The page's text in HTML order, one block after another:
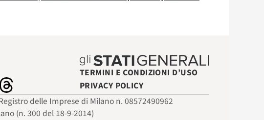
TERMINI E CONDIZIONI D’USO
PRIVACY POLICY
delle Imprese di Milano n. 08572490962
(n. 300 del 18-9-2014)